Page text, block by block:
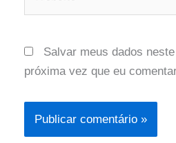
Salvar meus dados
próxima vez que eu